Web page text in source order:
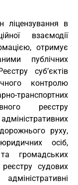
ліцензування в
взаємодії
отримує
публічних
суб’єктів
контролю
транспортних
реєстру
руху,
осіб,
громадських
судових